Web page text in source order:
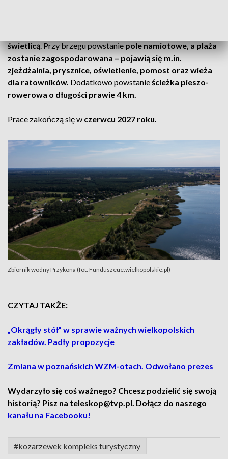
świetlicą. Przy brzegu powstanie pole namiotowe, a plaża
zostanie zagospodarowana – pojawią się m.in.
zjeżdżalnia, prysznice, oświetlenie, pomost oraz wieża
dla ratowników. Dodatkowo powstanieścieżka pieszo-
rowerowa o długości prawie 4 km.
Prace zakończą się w czerwcu 2027 roku.
Zbiornik wodny Przykona (fot. Funduszeue.wielkopolskie.pl)
CZYTAJ TAKŻE:
„Okrągły stół” w sprawie ważnych wielkopolskich
zakładów. Padły propozycje
Zmiana w poznańskich WZM-otach. Odwołano prezes
Wydarzyło się coś ważnego? Chcesz podzielić się swoją
historią? Pisz na teleskop@tvp.pl. Dołącz do naszego
kanału na Facebooku!
#kozarzewek kompleks turystyczny